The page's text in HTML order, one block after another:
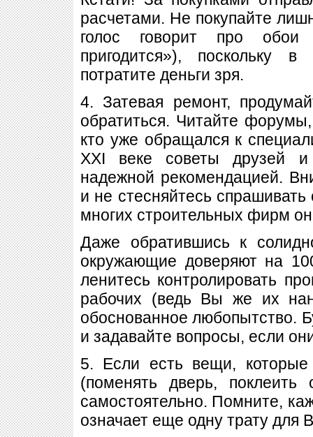
расчетами. Не покупайте
голос говорит про
пригодится»), поскольку
потратите деньги зря.
4. Затевая ремонт,
обратиться. Читайте
кто уже обращался к
XXI веке советы друзей
надежной рекомендацией.
и не стесняйтесь
многих строительных фирм
Даже обратившись к
окружающие доверяют на
ленитесь контролировать
рабочих (ведь Вы же их
обоснованное любопытство.
и задавайте вопросы, если
5. Если есть вещи,
(поменять дверь,
самостоятельно. Помните,
означает еще одну трату для